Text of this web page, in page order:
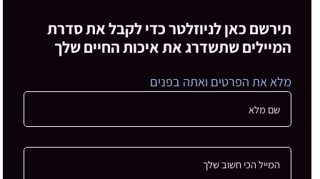
תירשם כאן לניוזלטר כדי לקבל את סדרת
המיילים שתשדרג את איכות החיים שלך
מלא את הפרטים ואתה בפנים